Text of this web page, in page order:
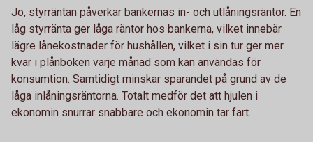
Jo, styrräntan påverkar bankernas in- och utlåningsräntor. En
låg styrränta ger låga räntor hos bankerna, vilket innebär
lägre lånekostnader för hushållen, vilket i sin tur ger mer
kvar i plånboken varje månad som kan användas för
konsumtion. Samtidigt minskar sparandet på grund av de
låga inlåningsräntorna. Totalt medför det att hjulen i
ekonomin snurrar snabbare och ekonomin tar fart.